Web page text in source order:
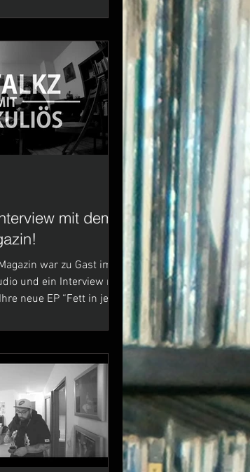
mit dem
war zu Gast im
mit
neue EP “Fett in jeder